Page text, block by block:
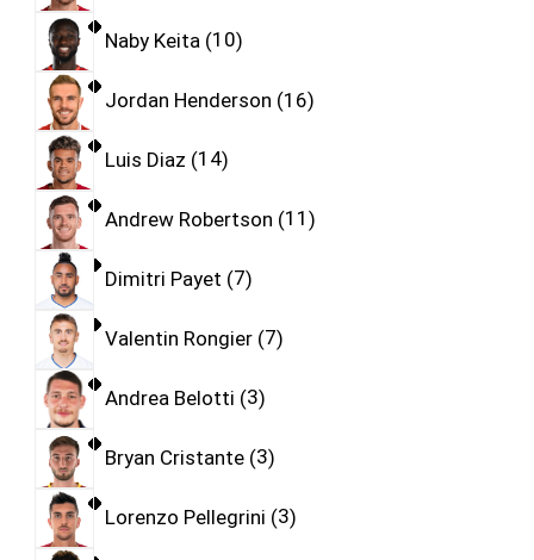
Naby Keita 10
Jordan Henderson 16
Luis Diaz 14
Andrew Robertson 11
Dimitri Payet 7
Valentin Rongier 7
Andrea Belotti 3
Bryan Cristante 3
Lorenzo Pellegrini 3